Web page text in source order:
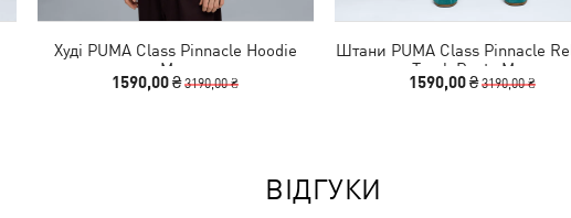
Худі PUMA Class Pinnacle Hoodie
Men
1590,00 ₴3190,00 ₴
Штани PUMA Class Pinnacle
Track Pants Men
1590,00 ₴3190,00 ₴
ВІДГУКИ